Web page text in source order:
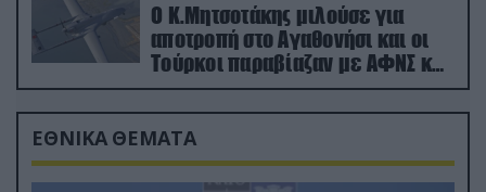
Ο Κ.Μητσοτάκης μιλούσε για
αποτροπή στο Αγαθονήσι και οι
Τούρκοι παραβίαζαν με ΑΦΝΣ και
drone
ΕΘΝΙΚΑ ΘΕΜΑΤΑ